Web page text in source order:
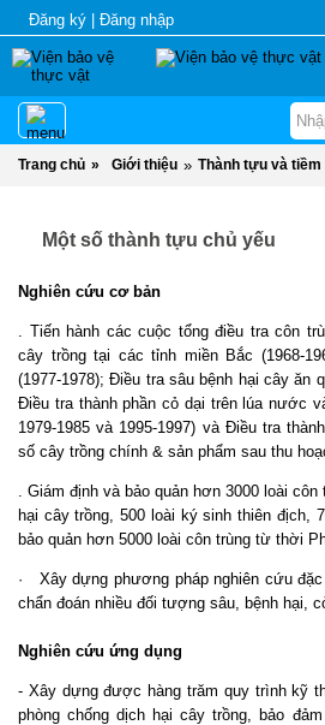
Đăng ký Đăng nhập
Trang chủ » Giới thiệu » Thành tựu và
Một số thành tựu chủ yếu
Nghiên cứu cơ bản
. Tiến hành các cuộc tổng điều tra côn
cây trồng tại các tỉnh miền Bắc (1968-
(1977-1978); Điều tra sâu bệnh hại cây ăn
Điều tra thành phần cỏ dại trên lúa nước
1979-1985 và 1995-1997) và Điều tra
số cây trồng chính & sản phẩm sau thu
. Giám định và bảo quản hơn 3000 loài
hại cây trồng, 500 loài ký sinh thiên địch,
bảo quản hơn 5000 loài côn trùng từ thời
· Xây dựng phương pháp nghiên cứu
chẩn đoán nhiều đối tượng sâu, bệnh hại,
Nghiên cứu ứng dụng
- Xây dựng được hàng trăm quy trình kỹ
phòng chống dịch hại cây trồng, bảo